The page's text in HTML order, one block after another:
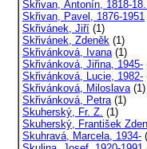
Skřivan, Antonín, 1818-
Skřivan, Pavel, 1876-1951
Skřivánek, Jiří (1)
Skřivánek, Zdeněk (1)
Skřivánková, Ivana(1)
Skřivánková, Jiřina, 1945-
Skřivánková, Lucie, 1982-
Skřivánková, Miloslava(1)
Skřivánková, Petra(1)
Skuherský, Fr. Z. (1)
Skuherský, František
Skuhravá, Marcela, 1934-